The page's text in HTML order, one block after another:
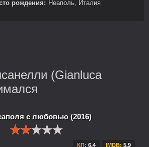
рождения: Неаполь, Италия
(Gianluca
с любовью (2016)
КП: 6.4 IMDB: 5.9